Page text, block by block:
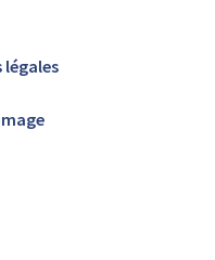
légales